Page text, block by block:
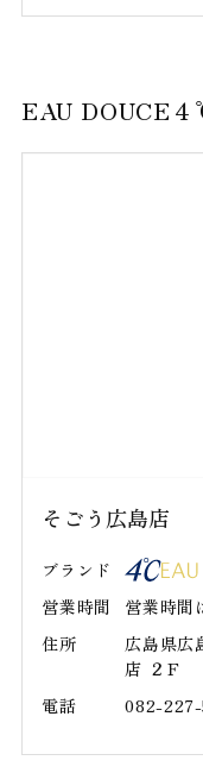
EAU DOUCE
そごう広島店
ブランド
営業時間
営業時間
住所
広島県広
店 ２Ｆ
電話
082-227-